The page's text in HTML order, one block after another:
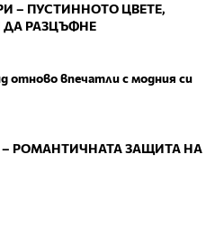
– ПУСТИННОТО ЦВЕТЕ,
ДА РАЗЦЪФНЕ
отново впечатли с модния си
РОМАНТИЧНАТА ЗАЩИТА НА